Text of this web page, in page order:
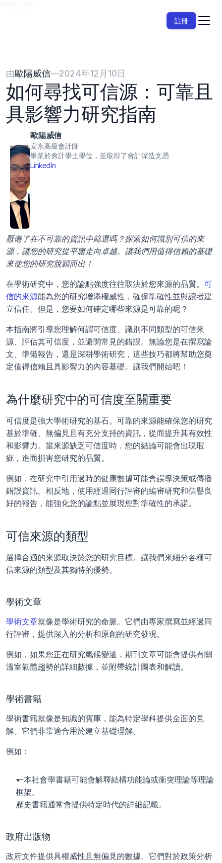
註冊
由歐陽威信—2024年12月10日
如何尋找可信源：可靠且
具影響力研究指南
歐陽威信
安永高級會計師
畢業於會計學士學位，並取得了會計深造文憑
LinkedIn
厭倦了在不可靠的資訊中篩選嗎？探索如何識別可信的來
源，讓您的研究從平庸走向卓越。讓我們用值得信賴的基礎
來使您的研究脫穎而出！
在學術研究中，您的論點強度往往取決於您來源的品質。 可
信的來源能為您的研究增添權威性，確保準確性並與讀者建
立信任。但是，您要如何確定哪些來源是可靠的呢？
本指南將引導您理解何謂可信度、識別不同類型的可信來
源、評估其可信度，並避開常見的錯誤。無論您是在撰寫論
文、準備報告，還是深耕學術研究，這些技巧都將幫助您奠
定值得信賴且具影響力的內容基礎。讓我們開始吧！
為什麼研究中的可信度至關重要
可信度是強大學術研究的基石。可靠的來源能確保您的研究
基於準確、無偏見且有充分支持的資訊，從而提升其有效性
和影響力。當來源缺乏可信度時，您的結論可能會出現瑕
疵，進而損害您研究的品質。
例如，在研究中引用過時的健康數據可能會誤導決策或傳播
錯誤資訊。相反地，使用經過同行評審的編審研究和信譽良
好的報告，能強化您的論點並展現您對準確性的承諾。
可信來源的類型
選擇合適的來源取決於您的研究目標。讓我們來細分各種可
信來源的類型及其獨特的優勢。
學術文章
學術文章就像是學術研究的命脈。它們由專家撰寫並經過同
行評審，提供深入的分析和原創的研究發現。
例如，如果您正在研究氣候變遷，期刊文章可能會提供有關
溫室氣體趨勢的詳細數據，並附帶統計圖表和解讀。
學術書籍
學術書籍就像是知識的寶庫，能為特定學科提供全面的見
解。它們非常適合用於建立基礎理解。
例如：
一本社會學書籍可能會解釋結構功能論或衝突理論等理論
框架。
歷史書籍通常會提供特定時代的詳細記載。
政府出版物
政府文件提供具權威性且無偏見的數據。它們對於政策分析